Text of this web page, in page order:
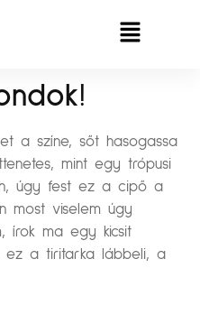
a színe, sőt hasogassa
mint egy trópusi
úgy fest ez a cipő a
most viselem úgy
írok ma egy kicsit
ez a tiritarka lábbeli, a